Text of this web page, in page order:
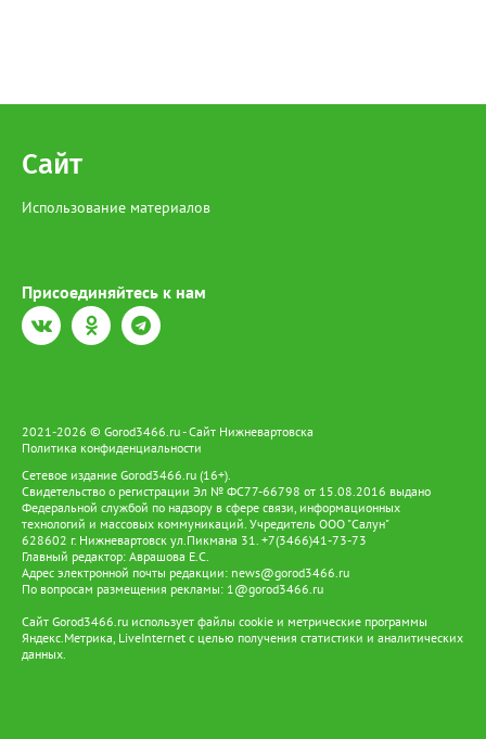
Сайт
Использование материалов
Присоединяйтесь к нам
2021-2026 © Gorod3466.ru - Сайт Нижневартовска
Политика конфиденциальности
Сетевое издание Gorod3466.ru (16+).
Свидетельство о регистрации Эл № ФС77-66798 от 15.08.2016 выдано
Федеральной службой по надзору в сфере связи, информационных
технологий и массовых коммуникаций. Учредитель ООО "Салун"
628602 г. Нижневартовск ул.Пикмана 31. +7(3466)41-73-73
Главный редактор: Аврашова Е.С.
Адрес электронной почты редакции: news@gorod3466.ru
По вопросам размещения рекламы: 1@gorod3466.ru
Сайт Gorod3466.ru использует файлы cookie и метрические программы
Яндекс.Метрика, LiveInternet с целью получения статистики и аналитических
данных.